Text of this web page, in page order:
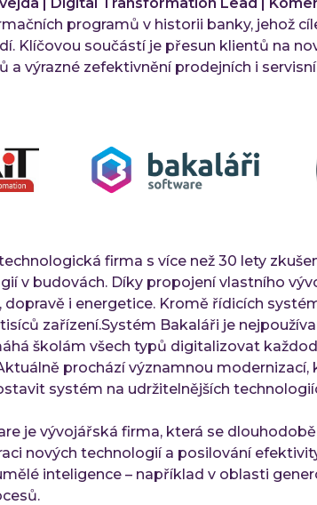
programů v historii banky, jehož
Klíčovou součástí je přesun klientů na
a výrazné zefektivnění prodejních i
firma s více než 30 lety
v budovách. Díky propojení vlastního
dopravě i energetice. Kromě řídicích
zařízení.Systém Bakaláři je
školám všech typů digitalizovat
prochází významnou
systém na udržitelnějších
je vývojářská firma, která se
nových technologií a posilování
inteligence – například v oblasti